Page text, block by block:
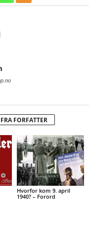
FORFATTER
Hvorfor kom 9. april
1940? – Forord